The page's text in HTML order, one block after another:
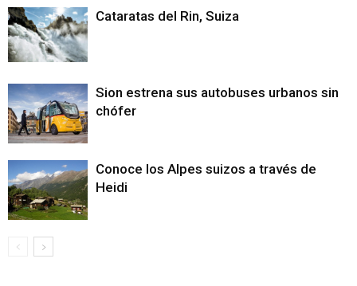
Cataratas del Rin, Suiza
Sion estrena sus autobuses urbanos sin
chófer
Conoce los Alpes suizos a través de
Heidi